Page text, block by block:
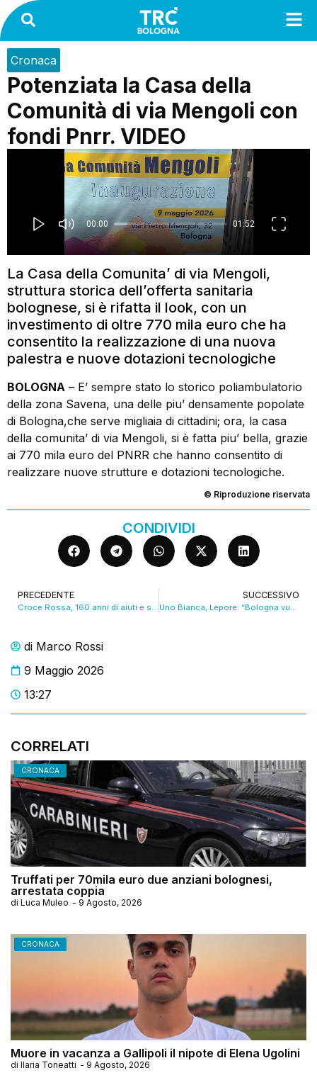
di Marco Rossi
9 Maggio 2026
13:27
CORRELATI
CRONACA
Truffati per 70mila euro due anziani bolognesi,
arrestata coppia
di Luca Muleo - 9 Agosto, 2026
CRONACA
Muore in vacanza a Gallipoli il nipote di Elena Ugolini
di Ilaria Toneatti - 9 Agosto, 2026
Cronaca
Potenziata la Casa della
Comunità di via Mengoli con
fondi Pnrr. VIDEO
La Casa della Comunita’ di via Mengoli,
struttura storica dell’offerta sanitaria
bolognese, si è rifatta il look, con un
investimento di oltre 770 mila euro che ha
consentito la realizzazione di una nuova
palestra e nuove dotazioni tecnologiche
BOLOGNA – E’ sempre stato lo storico poliambulatorio
della zona Savena, una delle piu’ densamente popolate
di Bologna,che serve migliaia di cittadini; ora, la casa
della comunita’ di via Mengoli, si è fatta piu’ bella, grazie
ai 770 mila euro del PNRR che hanno consentito di
realizzare nuove strutture e dotazioni tecnologiche.
© Riproduzione riservata
CONDIVIDI
PRECEDENTE
Croce Rossa, 160 anni di aiuti e solidarietà. VIDEO
SUCCESSIVO
Uno Bianca, Lepore: “Bologna vuole la verità”. VIDEO